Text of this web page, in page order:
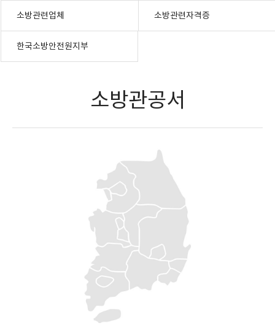
소방관련업체 소방관련자격증
한국소방안전원지부
소방관공서